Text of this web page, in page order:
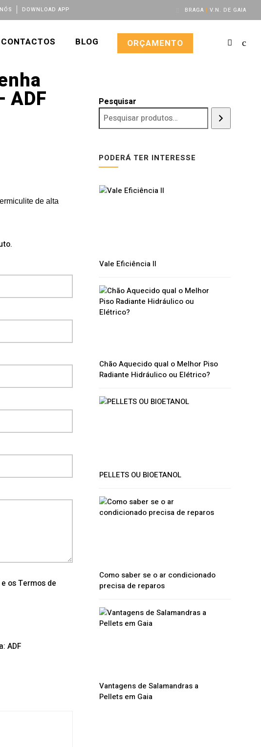
BRAGA | V.N. DE GAIA
DOWNLOAD APP
CONTACTOS BLOG ORÇAMENTO
ADF
de alta
os Termos de
ADF
Pesquisar
PODERÁ TER INTERESSE
Vale Eficiência II
Chão Aquecido qual o Melhor Piso
Radiante Hidráulico ou Elétrico?
PELLETS OU BIOETANOL
Como saber se o ar condicionado
precisa de reparos
Vantagens de Salamandras a
Pellets em Gaia